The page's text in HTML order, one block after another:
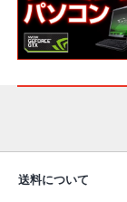
送料について